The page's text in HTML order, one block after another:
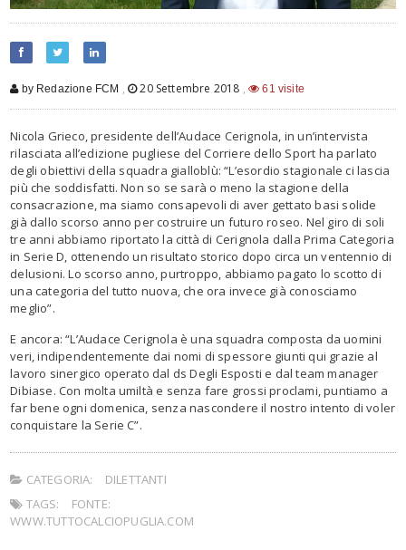
by Redazione FCM , 20 Settembre 2018 , 61 visite
Nicola Grieco, presidente dell’Audace Cerignola, in un’intervista
rilasciata all’edizione pugliese del Corriere dello Sport ha parlato
degli obiettivi della squadra gialloblù: “L’esordio stagionale ci lascia
più che soddisfatti. Non so se sarà o meno la stagione della
consacrazione, ma siamo consapevoli di aver gettato basi solide
già dallo scorso anno per costruire un futuro roseo. Nel giro di soli
tre anni abbiamo riportato la città di Cerignola dalla Prima Categoria
in Serie D, ottenendo un risultato storico dopo circa un ventennio di
delusioni. Lo scorso anno, purtroppo, abbiamo pagato lo scotto di
una categoria del tutto nuova, che ora invece già conosciamo
meglio”.
E ancora: “L’Audace Cerignola è una squadra composta da uomini
veri, indipendentemente dai nomi di spessore giunti qui grazie al
lavoro sinergico operato dal ds Degli Esposti e dal team manager
Dibiase. Con molta umiltà e senza fare grossi proclami, puntiamo a
far bene ogni domenica, senza nascondere il nostro intento di voler
conquistare la Serie C”.
CATEGORIA:
DILETTANTI
TAGS:
FONTE:
WWW.TUTTOCALCIOPUGLIA.COM